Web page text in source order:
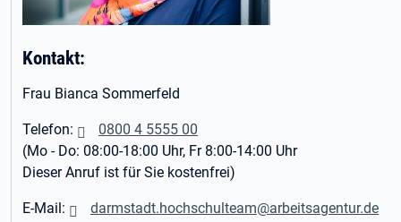
Kontakt:
Frau Bianca Sommerfeld
Telefon:
0800 4 5555 00
(Mo - Do: 08:00-18:00 Uhr, Fr 8:00-14:00 Uhr
Dieser Anruf ist für Sie kostenfrei)
E-Mail: darmstadt.hochschulteam@arbeitsagentur.de